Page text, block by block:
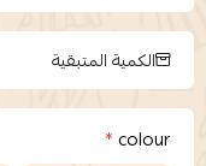
الكمية المتبقية
colour
*